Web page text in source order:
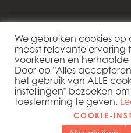
Copyright
We gebruiken cookies op
meest relevante ervaring
voorkeuren en
Door op "Alles
het gebruik van ALLE
instellingen" bezoeken
toestemming te geven.
COOKIE-